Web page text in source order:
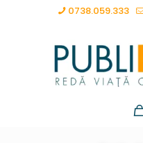
0738.059.333